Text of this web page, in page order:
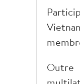
Outre